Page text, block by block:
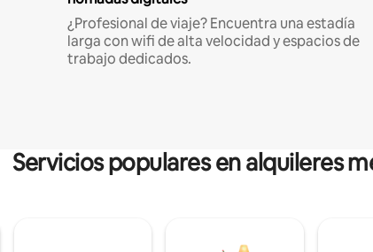
¿Profesional de viaje? Encuentra una estadía
larga con wifi de alta velocidad y espacios de
trabajo dedicados.
Servicios populares en alquileres